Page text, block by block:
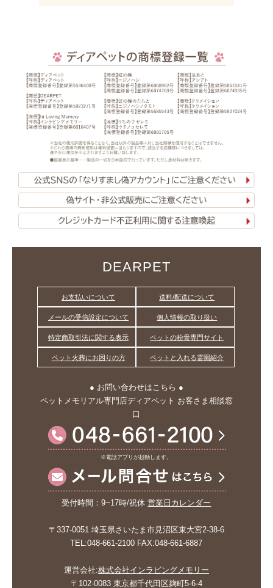
DEARPET
お支払いについて 送料/配送について
メールの受信設定について 個人情報の取り扱い
特定商取引法に関する表示 ペットの粉骨専門サイト
ペット火葬にお困りの方 ペットと入れる霊園紹介
● お問い合わせはこちら ●
ペットメモリアル専門店ディアペット お客さま相談窓
口
※電話アプリが起動します。
受付時間：9~17時/祝休営業日カレンダー
〒337-0051 埼玉県さいたま市見沼区東大宮2-38-6
TEL:048-661-2100 FAX:048-661-6887
運営会社:株式会社インラビングメモリー
〒102-0083 東京都千代田区麹町5-6-4